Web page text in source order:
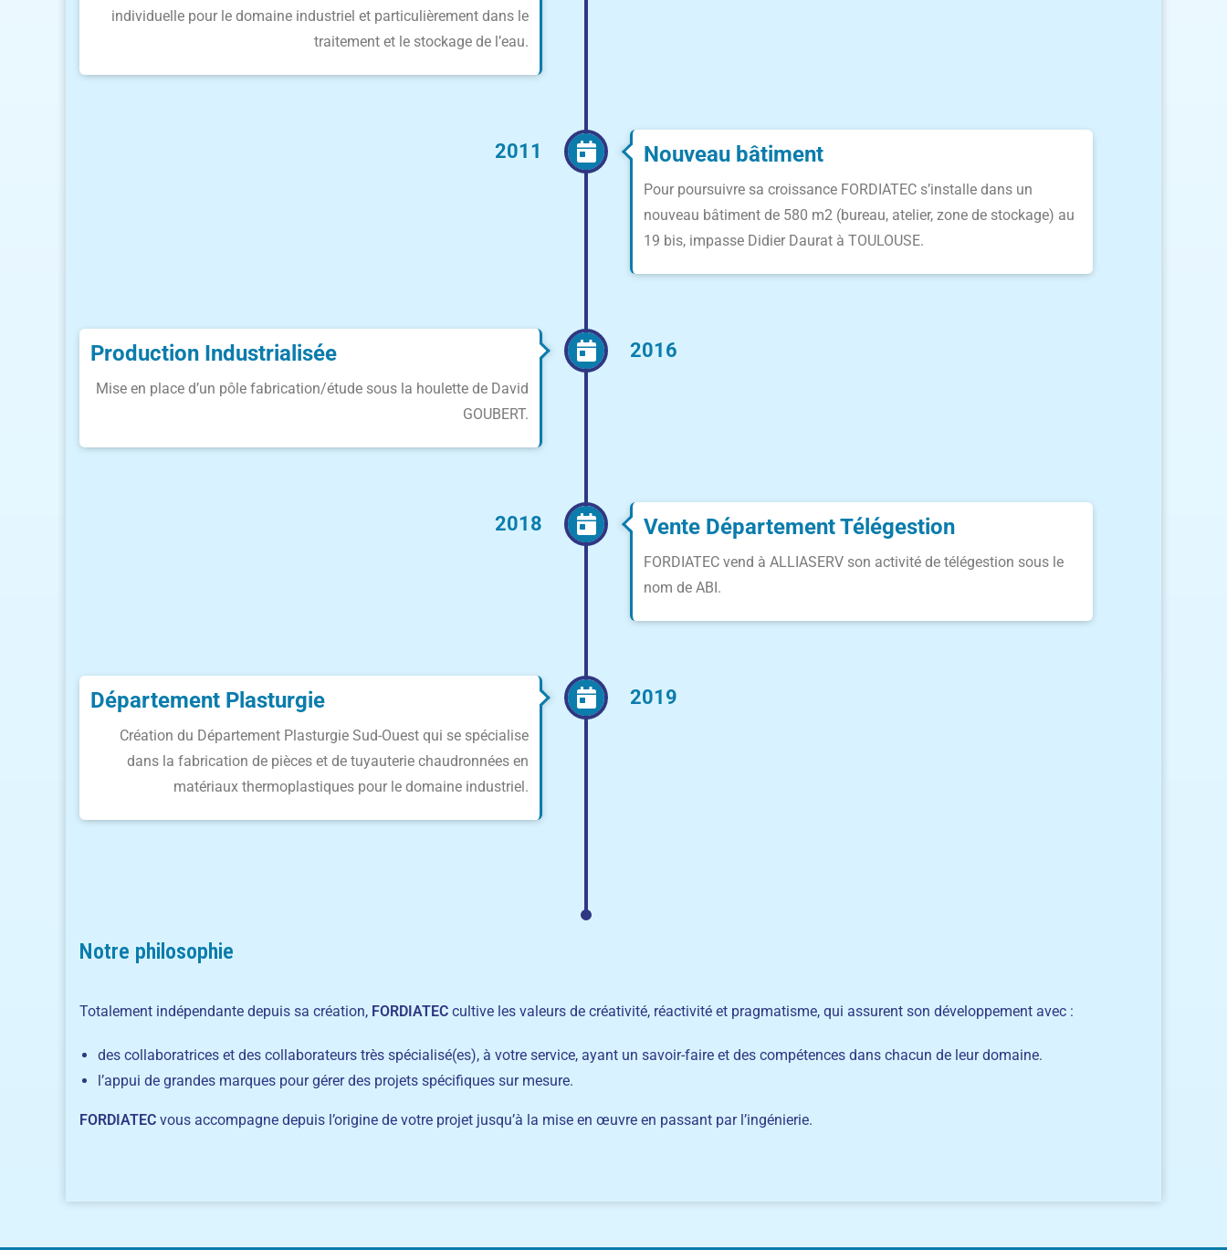
individuelle pour le domaine industriel et particulièrement dans le
traitement et le stockage de l’eau.
2011 Nouveau bâtiment
Pour poursuivre sa croissance FORDIATEC s’installe dans un
nouveau bâtiment de 580 m2 (bureau, atelier, zone de stockage) au
19 bis, impasse Didier Daurat à TOULOUSE.
2016
Production Industrialisée
Mise en place d’un pôle fabrication/étude sous la houlette de David
GOUBERT.
2018 Vente Département Télégestion
FORDIATEC vend à ALLIASERV son activité de télégestion sous le
nom de ABI.
2019
Département Plasturgie
Création du Département Plasturgie Sud-Ouest qui se spécialise
dans la fabrication de pièces et de tuyauterie chaudronnées en
matériaux thermoplastiques pour le domaine industriel.
Notre philosophie
Totalement indépendante depuis sa création, FORDIATEC cultive les valeurs de créativité, réactivité et pragmatisme, qui assurent son développement avec :
des collaboratrices et des collaborateurs très spécialisé(es), à votre service, ayant un savoir-faire et des compétences dans chacun de leur domaine.
l’appui de grandes marques pour gérer des projets spécifiques sur mesure.
FORDIATEC vous accompagne depuis l’origine de votre projet jusqu’à la mise en œuvre en passant par l’ingénierie.